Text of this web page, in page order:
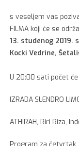
s veseljem vas poziva
FILMA koji će se
13. studenog 2019.
Kocki Vedrine,
U 20:00 sati počet
IZRADA SLENDRO
ATHIRAH, Riri Riza,